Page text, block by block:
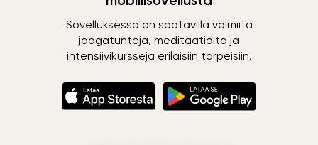
Sovelluksessa on saatavilla valmiita
joogatunteja, meditaatioita ja
intensiivikursseja erilaisiin tarpeisiin.